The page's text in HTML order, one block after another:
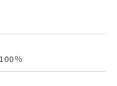
トリム加工
％